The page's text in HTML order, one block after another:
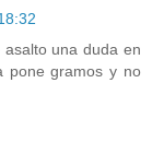
una duda en
pone gramos y no